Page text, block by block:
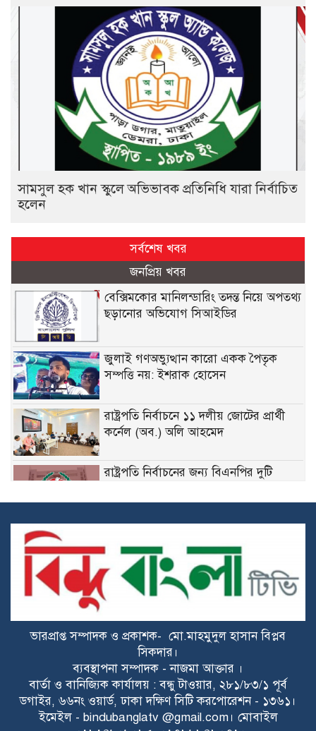
সামসুল হক খান স্কুলে অভিভাবক প্রতিনিধি যারা নির্বাচিত
হলেন
সর্বশেষ খবর
জনপ্রিয় খবর
বেক্সিমকোর মানিলন্ডারিং তদন্ত নিয়ে অপতথ্য
ছড়ানোর অভিযোগ সিআইডির
জুলাই গণঅভ্যুত্থান কারো একক পৈতৃক
সম্পত্তি নয়: ইশরাক হোসেন
রাষ্ট্রপতি নির্বাচনে ১১ দলীয় জোটের প্রার্থী
কর্নেল (অব.) অলি আহমেদ
রাষ্ট্রপতি নির্বাচনের জন্য বিএনপির দুটি
করেছে: ববি হাজ্জাজ
কারিগরি ত্রুটির পর রোম থেকে ঢাকায়
ফিরলেন বিজি-৩০৬ ফ্লাইটের ২৫৯ যাত্রী
হালুয়াঘাটে আন্তর্জাতিক আদিবাসী দিবস
উপলক্ষে বর্ণাঢ্য র‌্যালি ও স্মারকলিপি প্রদান
যশোরে নিয়ন্ত্রণ হারিয়ে রূপসা পরিবহন উল্টে
আহত ৪
ভারপ্রাপ্ত সম্পাদক ও প্রকাশক- মো.মাহমুদুল হাসান বিপ্লব
সিকদার।
ব্যবস্থাপনা সম্পাদক - নাজমা আক্তার ।
বার্তা ও বানিজ্যিক কার্যালয় : বন্ধু টাওয়ার, ২৮১/৮৩/১ পূর্ব
ডগাইর, ৬৬নং ওয়ার্ড, ঢাকা দক্ষিণ সিটি করপোরেশন - ১৩৬১।
ইমেইল - bindubanglatv @gmail.com। মোবাইল